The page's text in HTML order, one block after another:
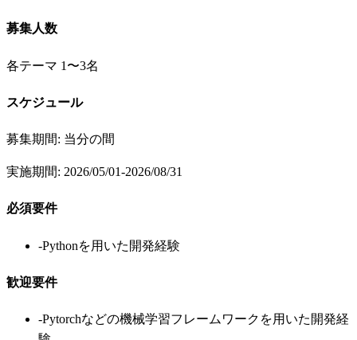
募集人数
各テーマ 1〜3名
スケジュール
募集期間: 当分の間
実施期間: 2026/05/01-2026/08/31
必須要件
-Pythonを用いた開発経験
歓迎要件
-Pytorchなどの機械学習フレームワークを用いた開発経